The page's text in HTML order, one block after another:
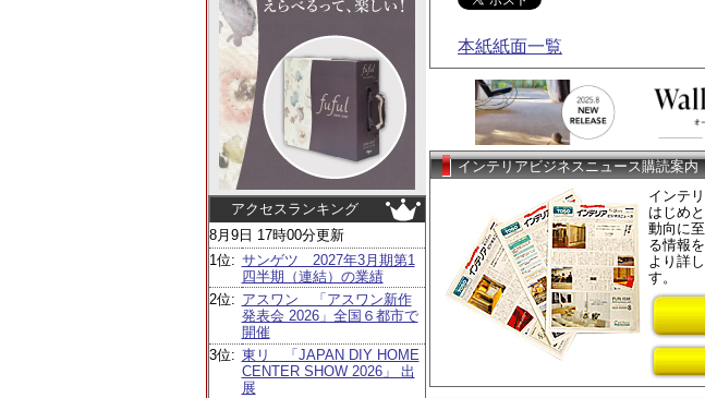
アクセスランキング
8月9日 17時00分更新
1位: サンゲツ 2027年3月期第1
四半期（連結）の業績
2位: アスワン 「アスワン新作
発表会 2026」全国６都市で
開催
3位: 東リ 「JAPAN DIY HOME
CENTER SHOW 2026」 出
展
本紙紙面一覧
インテリアビジネスニュース購読案内
インテ
はじめ
動向に
る情報
より詳
す。